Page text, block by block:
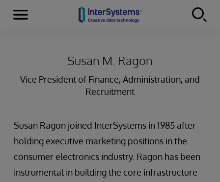
Skip to content
Menu
Susan M. Ragon
Vice President of Finance, Administration, and
Recruitment
Susan Ragon joined InterSystems in 1985 after
holding executive marketing positions in the
consumer electronics industry. Ragon has been
instrumental in building the core infrastructure